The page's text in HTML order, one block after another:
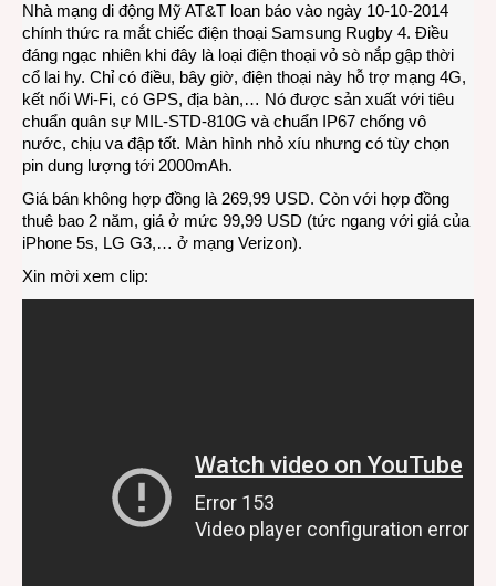
nắp
Nhà mạng di động Mỹ AT&T loan báo vào ngày 10-10-2014
chính thức ra mắt chiếc điện thoại Samsung Rugby 4. Điều
đáng ngạc nhiên khi đây là loại điện thoại vỏ sò nắp gập thời
cổ lai hy. Chỉ có điều, bây giờ, điện thoại này hỗ trợ mạng 4G,
kết nối Wi-Fi, có GPS, địa bàn,… Nó được sản xuất với tiêu
chuẩn quân sự MIL-STD-810G và chuẩn IP67 chống vô
nước, chịu va đập tốt. Màn hình nhỏ xíu nhưng có tùy chọn
pin dung lượng tới 2000mAh.
Giá bán không hợp đồng là 269,99 USD. Còn với hợp đồng
thuê bao 2 năm, giá ở mức 99,99 USD (tức ngang với giá của
iPhone 5s, LG G3,… ở mạng Verizon).
Xin mời xem clip: